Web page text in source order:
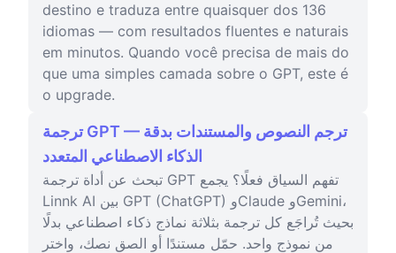
destino e traduza entre quaisquer dos 136
idiomas — com resultados fluentes e naturais
em minutos. Quando você precisa de mais do
que uma simples camada sobre o GPT, este é
o upgrade.
ترجمة GPT — ترجم النصوص والمستندات بدقة
الذكاء الاصطناعي المتعدد
تبحث عن أداة ترجمة GPT تفهم السياق فعلًا؟ يجمع
Linnk AI بين GPT (ChatGPT) وClaude وGemini،
بحيث تُراجَع كل ترجمة بثلاثة نماذج ذكاء اصطناعي بدلًا
من نموذج واحد. حمّل مستندًا أو الصق نصك، واختر